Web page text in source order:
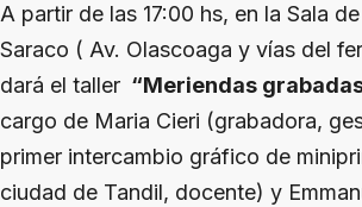
A partir de las 17:00 hs, en la Sala
Saraco ( Av. Olascoaga y vías del
dará el taller “Meriendas
cargo de Maria Cieri (grabadora,
primer intercambio gráfico de
ciudad de Tandil, docente) y